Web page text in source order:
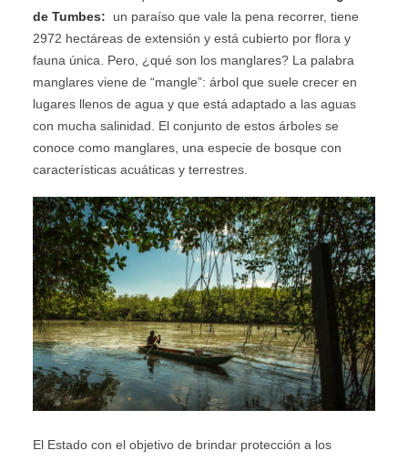
de Tumbes: un paraíso que vale la pena recorrer, tiene
2972 hectáreas de extensión y está cubierto por flora y
fauna única. Pero, ¿qué son los manglares? La palabra
manglares viene de “mangle”: árbol que suele crecer en
lugares llenos de agua y que está adaptado a las aguas
con mucha salinidad. El conjunto de estos árboles se
conoce como manglares, una especie de bosque con
características acuáticas y terrestres.
El Estado con el objetivo de brindar protección a los